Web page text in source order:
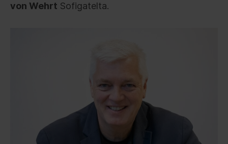
von Wehrt Sofigatelta.